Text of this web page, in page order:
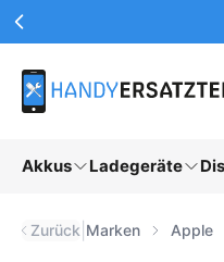
Zum Hauptinhalt springen
Werbeaktionen Kopfzeile
Akkus Ladegeräte
Zurück Marken Apple